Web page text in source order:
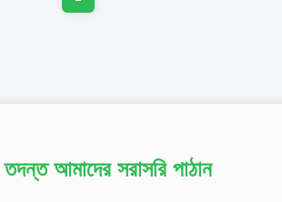
আমাদের সরাসরি পাঠান